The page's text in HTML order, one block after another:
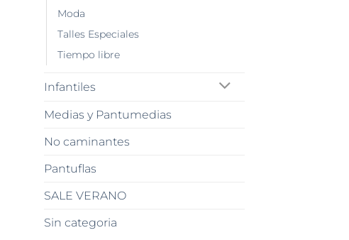
Moda
Talles Especiales
Tiempo libre
Infantiles
Medias y Pantumedias
No caminantes
Pantuflas
SALE VERANO
Sin categoria